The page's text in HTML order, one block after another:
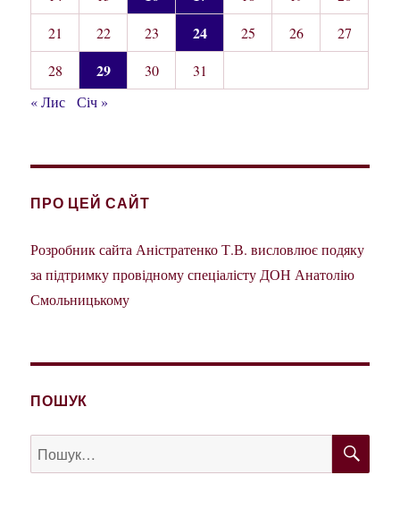
21
22 23 24 25 26
27
28
29 30
31
« Лис
Січ »
ПРО ЦЕЙ САЙТ
Розробник сайта Аністратенко Т.В. висловлює подяку
за підтримку провідному спеціалісту ДОН Анатолію
Смольницькому
ПОШУК
Пошук
за